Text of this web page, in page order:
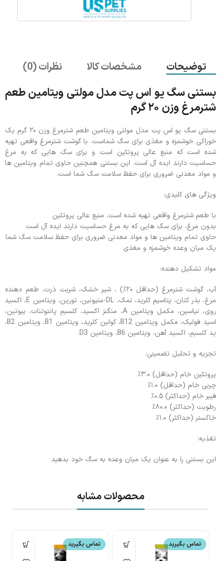
توضیحات مشخصات کالا نظرات (0)
بستنی سگ یو اس پت مدل مولتی ویتامین طعم
شترمرغ وزن ۲۰ گرم
بستنی سگ یو اس پت مدل مولتی ویتامین طعم شترمرغ وزن ۲۰ گرم یک
خوراکی خوشمزه و مغذی برای سگ شماست. با گوشت شترمرغ واقعی تهیه
شده است که منبع عالی پروتئین است و برای سگ هایی که به مرغ
حساسیت دارند ایده آل است. این بستنی همچنین حاوی تمام ویتامین ها
و مواد معدنی ضروری برای حفظ سلامت سگ شما است.
ویژگی های کلیدی:
با طعم شترمرغ واقعی تهیه شده است، منبع عالی پروتئین
بدون مرغ، برای سگ هایی که به مرغ حساسیت دارند ایده آل است
حاوی تمام ویتامین ها و مواد معدنی ضروری برای حفظ سلامت سگ شما
یک میان وعده خوشمزه و مغذی
مواد تشکیل دهنده:
آب، گوشت شترمرغ (حداقل ۲۰٪) ، شیر خشک، شربت ذرت، طعم دهنده
مرغ، بذر کتان، پتاسیم کلرید، نمک، DL-متیونین، تورین، ویتامین E، اکسید
روی، نیاسین، مکمل ویتامین A، منگنز اکسید، کلسیم پانتوتنات، بیوتین،
اسید فولیک، مکمل ویتامین B12، کولین کلرید، ویتامین B1، ویتامین B2،
ید کلسیم، اکسید آهن، ویتامین B6، ویتامین D3.
تجزیه و تحلیل تضمینی:
پروتئین خام (حداقل) ۳.۰٪
چربی خام (حداقل) ۱.۰٪
فیبر خام (حداکثر) ۰.۵٪
رطوبت (حداکثر) ۸۰.۰٪
خاکستر (حداکثر) ۱.۰٪
تغذیه:
این بستنی را به عنوان یک میان وعده به سگ خود بدهید
محصولات مشابه
تماس بگیرید تماس بگیرید